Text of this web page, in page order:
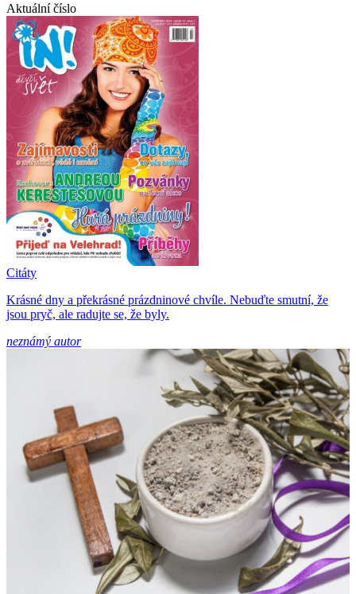
Aktuální číslo
Citáty
Krásné dny a překrásné prázdninové chvíle. Nebuďte smutní, že
jsou pryč, ale radujte se, že byly.
neznámý autor